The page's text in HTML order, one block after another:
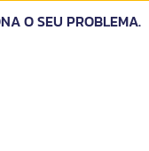
O SEU PROBLEMA.